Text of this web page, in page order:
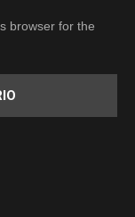
browser for the